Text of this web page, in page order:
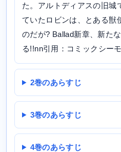
た。アルトディアスの旧城
ていたロビンは、とある獣
のだが? Ballad新章、新た
る!!nn引用：コミックシー
2巻のあらすじ
3巻のあらすじ
4巻のあらすじ